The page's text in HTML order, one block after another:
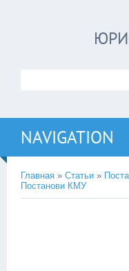
NAVIGATION
Главная » Статьи »
Постанови КМУ